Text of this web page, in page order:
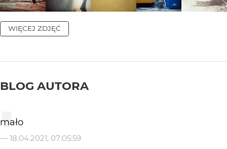
WIĘCEJ ZDJĘĆ
BLOG AUTORA
mało
— 18.04.2021, 07:05:59